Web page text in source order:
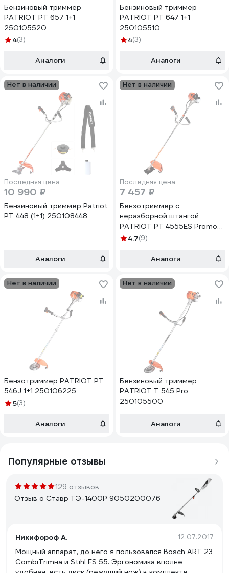
Бензиновый триммер
PATRIOT PТ 657 1+1
250105520
4(3)
Аналоги
Бензиновый триммер
PATRIOT PТ 647 1+1
250105510
4(3)
Аналоги
Нет в наличии
Последняя цена
10 990 ₽
Бензиновый триммер Patriot
PT 448 (1+1) 250108448
Аналоги
Нет в наличии
Последняя цена
7 457 ₽
Бензотриммер с
неразборной штангой
PATRIOT PT 4555ES Promo
250108077
4.7(9)
Аналоги
Нет в наличии
Бензотриммер PATRIOT РТ
546J 1+1 250106225
5(3)
Аналоги
Нет в наличии
Бензиновый триммер
PATRIOT Т 545 Pro
250105500
Аналоги
Популярные отзывы
129 отзывов
Отзыв о Ставр ТЭ-1400Р 9050200076
Никифороф А. 12.07.2017
Мощный аппарат, до него я пользовался Bosch ART 23
CombiTrimна и Stihl FS 55. Эргономика вполне